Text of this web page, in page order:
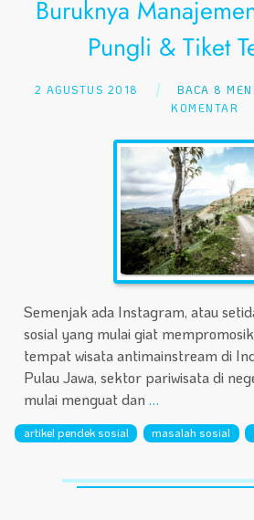
Buruknya
Pungli & Tiket
2 AGUSTUS 2018 BACA 8
KOMENTAR
Semenjak ada Instagram, atau
sosial yang mulai giat
tempat wisata antimainstream di
Pulau Jawa, sektor pariwisata di
mulai menguat dan …
artikel pendek sosial masalah sosial